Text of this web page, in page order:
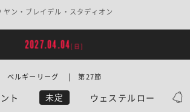
ヤン・ブレイデル・スタディオン
2027.04.04[日]
ト 未定 ウェステルロー
ベルギーリーグ | 第27節